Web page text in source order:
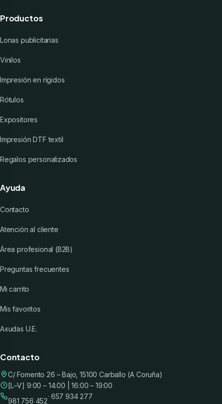
Productos
Lonas publicitarias
Vinilos
Impresión en rígidos
Rótulos
Expositores
Impresión DTF textil
Regalos personalizados
Ayuda
Contacto
Atención al cliente
Área profesional (B2B)
Preguntas frecuentes
Mi carrito
Mis favoritos
Axudas U.E.
Contacto
C/ Fomento 26 – Bajo, 15100 Carballo (A Coruña)
[L–V] 9:00 – 14:00 | 16:00 – 19:00
981 756 452
· 657 934 277